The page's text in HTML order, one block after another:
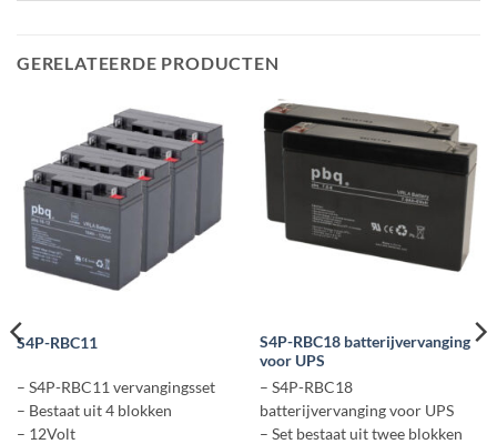
GERELATEERDE PRODUCTEN
S4P-RBC11
– S4P-RBC11 vervangingsset
– Bestaat uit 4 blokken
– 12Volt
S4P-RBC18 batterijvervanging
voor UPS
– S4P-RBC18
batterijvervanging voor UPS
– Set bestaat uit twee blokken